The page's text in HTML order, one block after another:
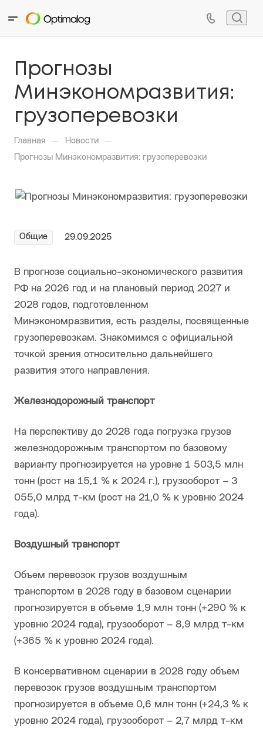
Прогнозы
Минэкономразвития:
грузоперевозки
Главная — Новости —
Прогнозы Минэкономразвития: грузоперевозки
Общие 29.09.2025
В прогнозе социально-экономического развития
РФ на 2026 год и на плановый период 2027 и
2028 годов, подготовленном
Минэкономразвития, есть разделы, посвященные
грузоперевозкам. Знакомимся с официальной
точкой зрения относительно дальнейшего
развития этого направления.
Железнодорожный транспорт
На перспективу до 2028 года погрузка грузов
железнодорожным транспортом по базовому
варианту прогнозируется на уровне 1 503,5 млн
тонн (рост на 15,1 % к 2024 г.), грузооборот – 3
055,0 млрд т-км (рост на 21,0 % к уровню 2024
года).
Воздушный транспорт
Объем перевозок грузов воздушным
транспортом в 2028 году в базовом сценарии
прогнозируется в объеме 1,9 млн тонн (+290 % к
уровню 2024 года), грузооборот – 8,9 млрд т-км
(+365 % к уровню 2024 года).
В консервативном сценарии в 2028 году объем
перевозок грузов воздушным транспортом
прогнозируется в объеме 0,6 млн тонн (+24,3 % к
уровню 2024 года), грузооборот – 2,7 млрд т-км